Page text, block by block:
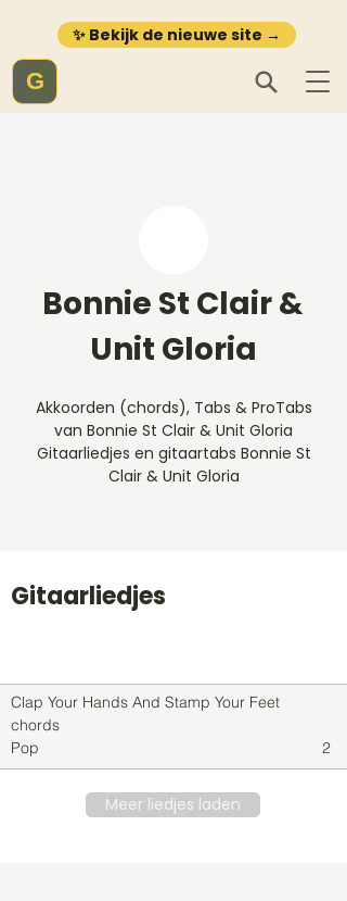
✨ Bekijk de nieuwe site →
G
Bonnie St Clair &
Unit Gloria
Akkoorden (chords), Tabs & ProTabs
van Bonnie St Clair & Unit Gloria
Gitaarliedjes en gitaartabs Bonnie St
Clair & Unit Gloria
Gitaarliedjes
Clap Your Hands And Stamp Your Feet
chords
Pop
2
Meer liedjes laden